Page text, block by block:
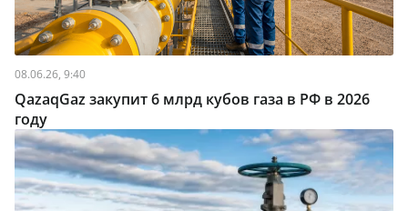
08.06.26, 9:40
QazaqGaz закупит 6 млрд кубов газа в РФ в 2026
году